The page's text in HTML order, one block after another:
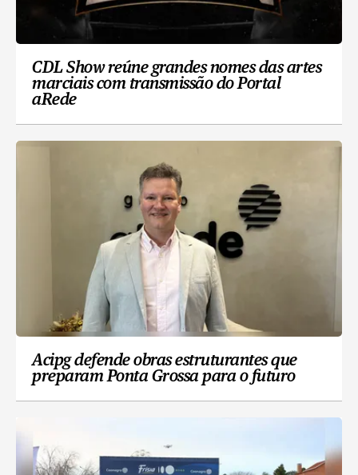
CDL Show reúne grandes nomes das artes
marciais com transmissão do Portal
aRede
Acipg defende obras estruturantes que
preparam Ponta Grossa para o futuro